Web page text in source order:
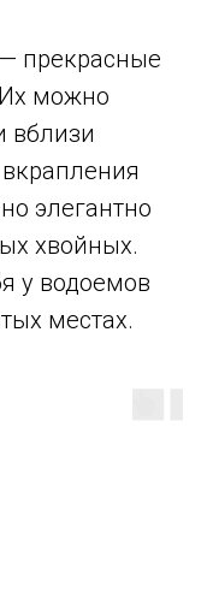
прекрасные
можно
вблизи
элегантно
хвойных.
у водоемов
местах.